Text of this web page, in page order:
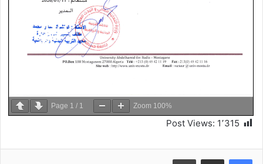
Page 1 / 1 Zoom 100%
Post Views: 1٬315
طباعة